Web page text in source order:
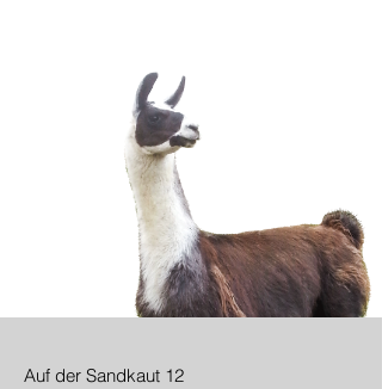
Auf der Sandkaut 12